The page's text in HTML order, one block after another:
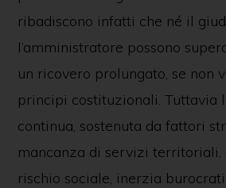
ribadiscono infatti che né il
l’amministratore possono
un ricovero prolungato, se non
principi costituzionali. Tuttavia
continua, sostenuta da fattori
mancanza di servizi territoriali,
rischio sociale, inerzia